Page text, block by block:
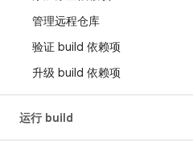
管理远程仓库
验证 build 依赖项
升级 build 依赖项
运行 build